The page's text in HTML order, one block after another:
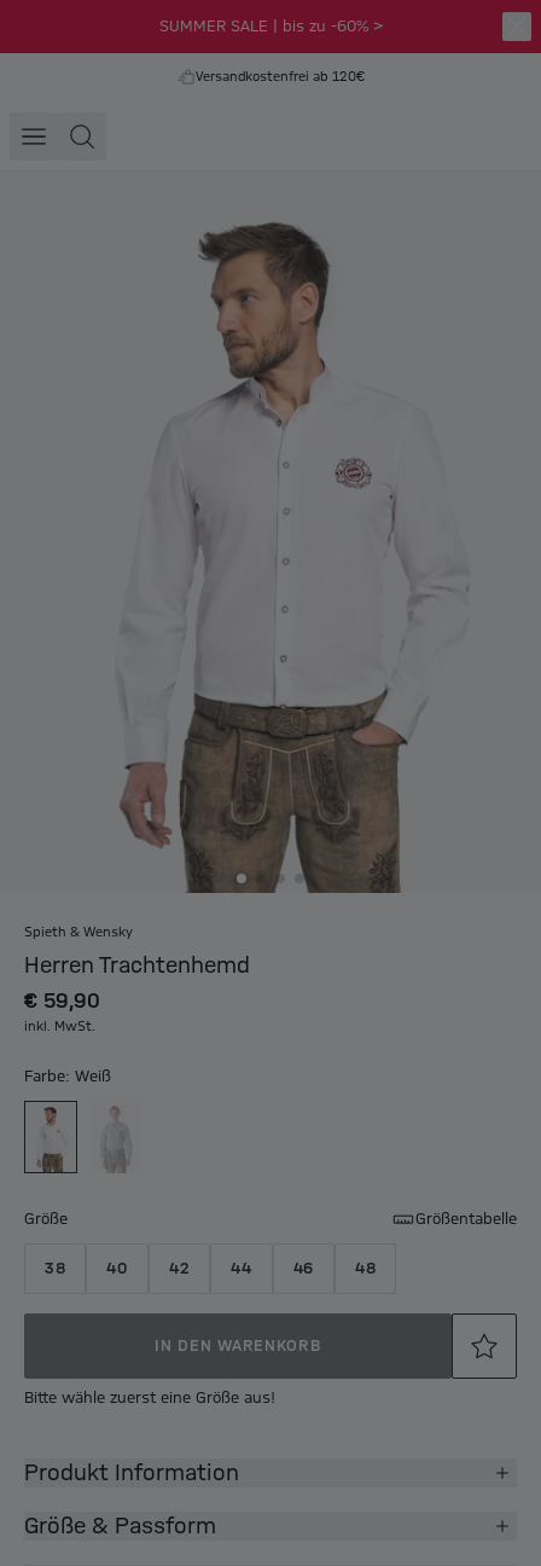
SUMMER SALE | bis zu -60% >
Versandkostenfrei ab 120€
Spieth & Wensky
Herren Trachtenhemd
€ 59,90
inkl. MwSt.
Farbe: Weiß
Größe Größentabelle
38 40 42 44 46 48
IN DEN WARENKORB
Bitte wähle zuerst eine Größe aus!
Produkt Information
Größe & Passform